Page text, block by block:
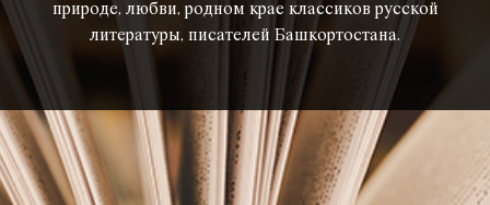
природе, любви, родном крае классиков русской
литературы, писателей Башкортостана.